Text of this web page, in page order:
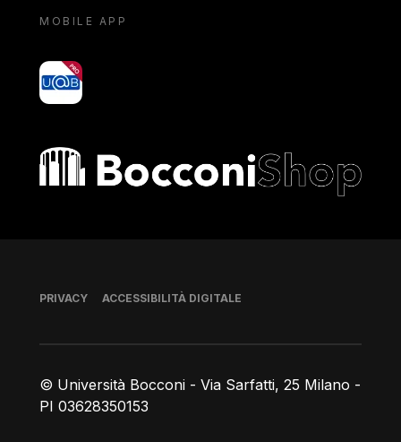
MOBILE APP
yoU@B
Bocconi shop
© Università Bocconi - Via Sarfatti, 25 Milano -
PI 03628350153
Piè di pagina
PRIVACY ACCESSIBILITÀ DIGITALE